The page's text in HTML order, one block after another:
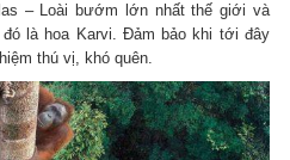
– Loài bướm lớn nhất thế giới và
là hoa Karvi. Đảm bảo khi tới đây
thú vị, khó quên.